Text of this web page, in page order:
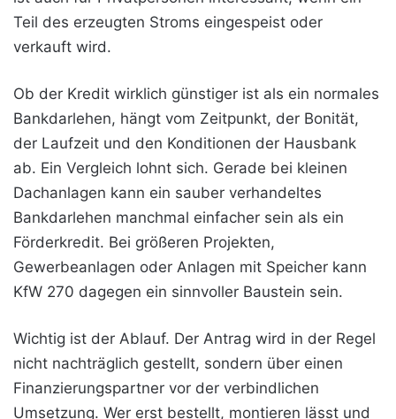
Teil des erzeugten Stroms eingespeist oder
verkauft wird.
Ob der Kredit wirklich günstiger ist als ein normales
Bankdarlehen, hängt vom Zeitpunkt, der Bonität,
der Laufzeit und den Konditionen der Hausbank
ab. Ein Vergleich lohnt sich. Gerade bei kleinen
Dachanlagen kann ein sauber verhandeltes
Bankdarlehen manchmal einfacher sein als ein
Förderkredit. Bei größeren Projekten,
Gewerbeanlagen oder Anlagen mit Speicher kann
KfW 270 dagegen ein sinnvoller Baustein sein.
Wichtig ist der Ablauf. Der Antrag wird in der Regel
nicht nachträglich gestellt, sondern über einen
Finanzierungspartner vor der verbindlichen
Umsetzung. Wer erst bestellt, montieren lässt und